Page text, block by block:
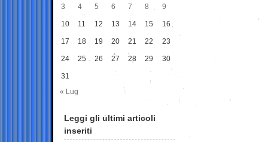
3 4 5 6 7 8 9
10 11 12 13 14 15 16
17 18 19 20 21 22 23
24 25 26 27 28 29 30
31
« Lug
Leggi gli ultimi articoli
inseriti